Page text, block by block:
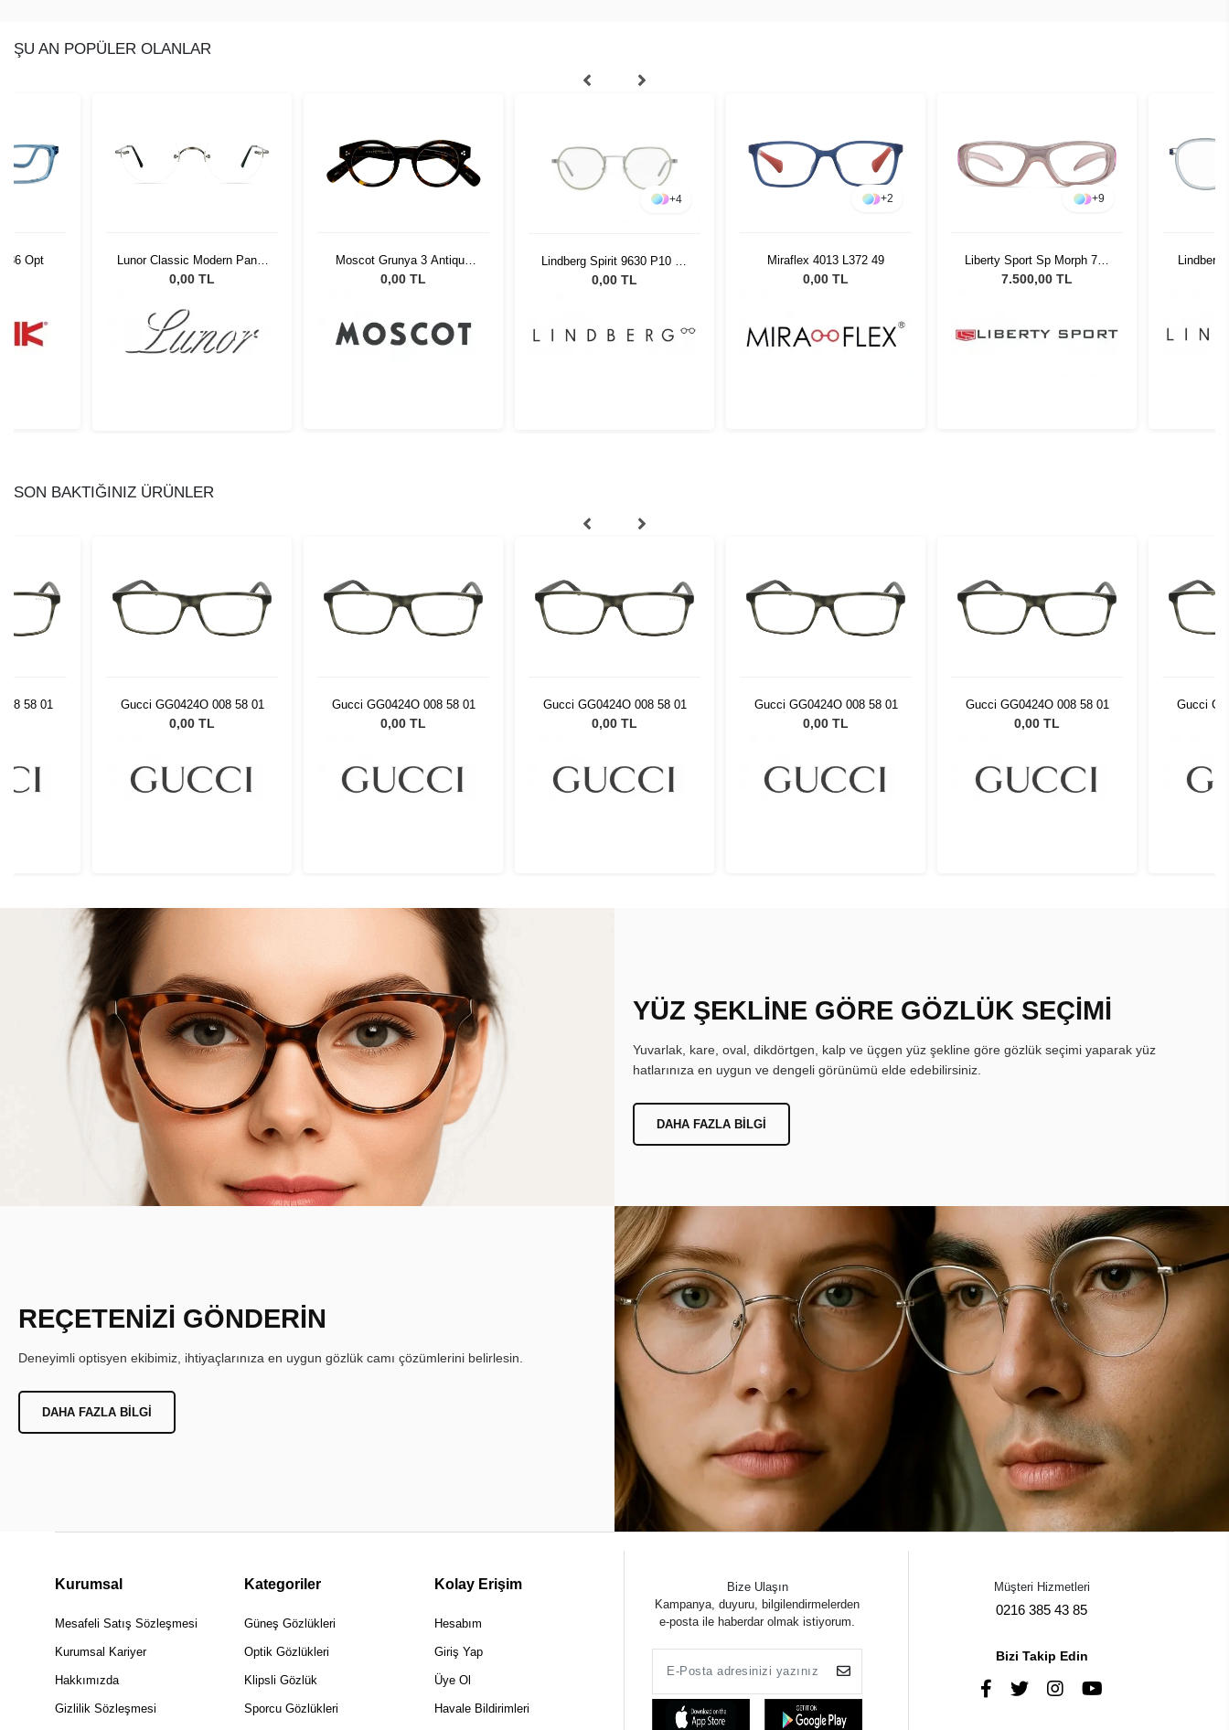
ŞU AN POPÜLER OLANLAR
Opt
Lunor Classic Modern Panto
Renk AS
0,00 TL
Moscot Grunya 3 Antique
Tortoise 47
0,00 TL
+4
Lindberg Spirit 9630 P10 50
135
0,00 TL
+2
Miraflex 4013 L372 49
0,00 TL
+9
Liberty Sport Sp Morph 771
51 O
7.500,00 TL
Lindberg
SON BAKTIĞINIZ ÜRÜNLER
58 01 Gucci GG0424O 008 58 01
0,00 TL
Gucci GG0424O 008 58 01
0,00 TL
Gucci GG0424O 008 58 01
0,00 TL
Gucci GG0424O 008 58 01
0,00 TL
Gucci GG0424O 008 58 01
0,00 TL
Gucci
YÜZ ŞEKLİNE GÖRE GÖZLÜK SEÇİMİ
Yuvarlak, kare, oval, dikdörtgen, kalp ve üçgen yüz şekline göre gözlük seçimi yaparak yüz
hatlarınıza en uygun ve dengeli görünümü elde edebilirsiniz.
DAHA FAZLA BILGI
REÇETENİZİ GÖNDERİN
Deneyimli optisyen ekibimiz, ihtiyaçlarınıza en uygun gözlük camı çözümlerini belirlesin.
DAHA FAZLA BILGI
Kurumsal
Mesafeli Satış Sözleşmesi
Kurumsal Kariyer
Hakkımızda
Gizlilik Sözleşmesi
Kategoriler
Güneş Gözlükleri
Optik Gözlükleri
Klipsli Gözlük
Sporcu Gözlükleri
Kolay Erişim
Hesabım
Giriş Yap
Üye Ol
Havale Bildirimleri
Bize Ulaşın
Kampanya, duyuru, bilgilendirmelerden
e-posta ile haberdar olmak istiyorum.
Müşteri Hizmetleri
0216 385 43 85
Bizi Takip Edin